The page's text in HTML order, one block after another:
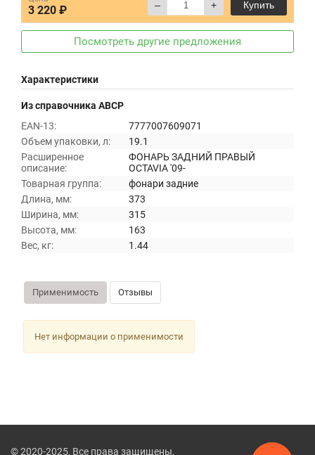
3 220 ₽ – + Купить
Посмотреть другие предложения
Характеристики
Из справочника ABCP
EAN-13:
7777007609071
Объем упаковки, л:
19.1
Расширенное
описание:
ФОНАРЬ ЗАДНИЙ ПРАВЫЙ
OCTAVIA '09-
Товарная группа:
фонари задние
Длина, мм:
373
Ширина, мм:
315
Высота, мм:
163
Вес, кг:
1.44
Применимость Отзывы
Нет информации о применимости
© 2020-2025, Все права защищены.